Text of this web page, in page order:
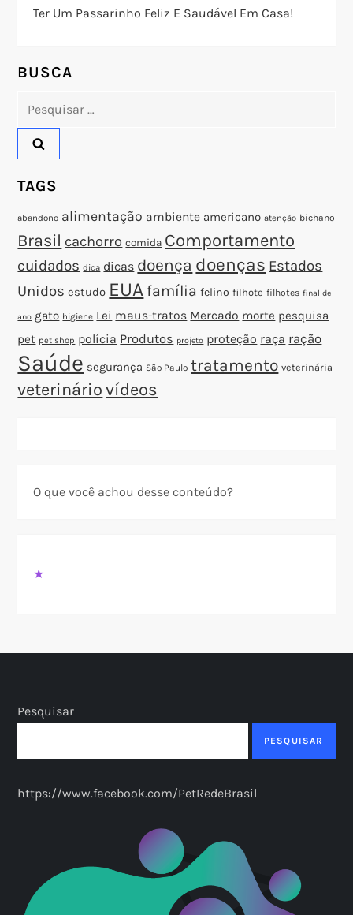
P
t
Ter Um Passarinho Feliz E Saudável Em Casa!
BUSCA
Pesquisar
TAGS
abandono alimentação ambiente americano atenção bichano
Brasil cachorro comida Comportamento
cuidados dica dicas doença doenças Estados
Unidos estudo EUA família felino filhote filhotes final de
ano gato higiene Lei maus-tratos Mercado morte pesquisa
pet pet shop polícia Produtos projeto proteção raça ração
Saúde segurança São Paulo tratamento veterinária
veterinário vídeos
O que você achou desse conteúdo?
★
Pesquisar
PESQUISAR
https://www.facebook.com/PetRedeBrasil